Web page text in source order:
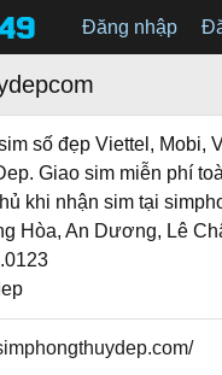
Đăng nhập
số đẹp Viettel, Mobi,
Giao sim miễn phí
khi nhận sim tại
Hòa, An Dương, Lê